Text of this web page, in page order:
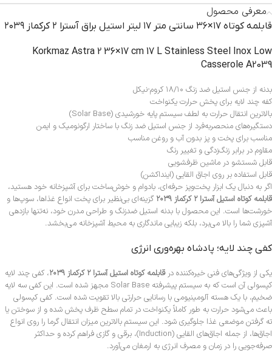
معرفی محصول
قابلمه کوتاه ۱۷×۳۶ سانتی متر ۱۷ لیتر استیل براق آسترا ۲ کرکماز ۲۰۳۹
Korkmaz Astra 2 36×17 cm 17 L Stainless Steel Inox Low
Casserole A2039
بدنه از جنس استیل ضد زنگ ۱۸/۱۰ کروم-نیکل
کفه چند لایه برای پخش حرارت یکنواخت
بالاترین انتقال حرارت به لطف سیستم پایه خورشیدی (Solar Base)
دستگیره‌های منحصربه‌فرد از جنس استیل ضد زنگ با ساختار ارگونومیک و ایمن
مناسب برای پخت و پز بدون آب و روغن مناسب
مقاوم در برابر زنگ‌زدگی و تغییر رنگ
قابل شستشو در ماشین ظرفشویی
قابل استفاده بر روی اجاق القایی (اینداکشن)
اگر به دنبال یک ابزار پخت‌وپز حرفه‌ای، بادوام و خوش‌ساخت برای آشپزخانه خود هستید،
قابلمه کوتاه استیل آسترا ۲ کرکماز ۲۰۳۹
گزینه‌ای بی‌نظیر برای پخت انواع غذاها، سوپ‌ها و
خورشت‌ها است. این محصول با بدنه استیل ضدزنگ و طراحی مدرن خود، نه‌تنها بازدهی
آشپزی شما را بالا می‌برد، بلکه زیبایی ماندگاری به محیط آشپزخانه می‌بخشد.
کفی چند لایه؛ پادشاه بهره‌وری انرژی
یکی از ویژگی‌های فنی خیره‌کننده درقابلمه کوتاه استیل آسترا ۲ کرکماز ۲۰۳۹
، کفی چند لایه
کپسولی آن است که به سیستم پیشرفته Solar Base مجهز شده است. این کفی سه لایه
ضخیم، با یک هسته آلومینیومی با رسانایی حرارتی بالا تقویت شده است. کفی کپسولی
باعث می‌شود حرارت به طور کاملاً یکنواخت در تمام سطح ظرف پخش شده و از سوختن یا
ته گرفتن موضعی غذا جلوگیری شود. این سیستم بالاترین میزان انتقال گرما را روی انواع
اجاق‌ها، از جمله اجاق‌های القایی (Induction)، برقی و گازی فراهم کرده و حداکثر
صرفه‌جویی را در زمان و مصرف انرژی به ارمغان می‌آورد.